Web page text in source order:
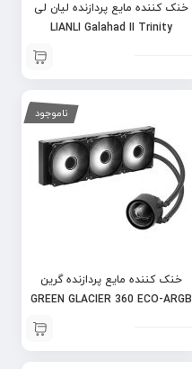
خنک کننده مایع پردازنده لیان لی
LIANLI Galahad II Trinity
ناموجود
خنک کننده مایع پردازنده گرین
GREEN GLACIER 360 ECO-ARGB